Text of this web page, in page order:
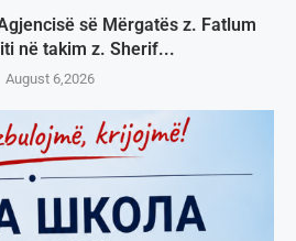
së Mërgatës z. Fatlum
në takim z. Sherif...
August 6,2026